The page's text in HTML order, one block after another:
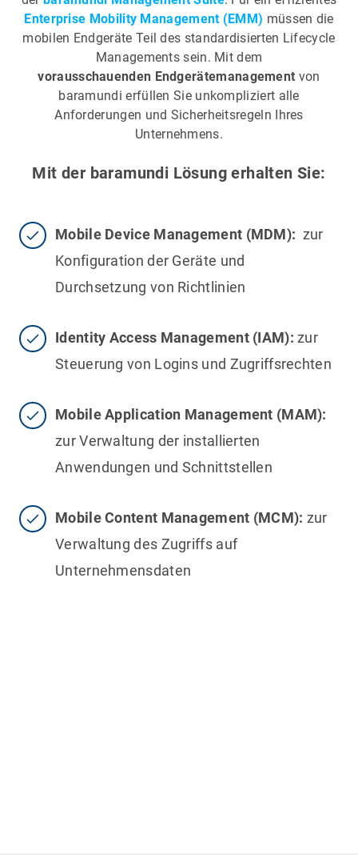
Enterprise Mobility Management (EMM) müssen die
mobilen Endgeräte Teil des standardisierten Lifecycle
Managements sein. Mit dem
vorausschauenden Endgerätemanagement von
baramundi erfüllen Sie unkompliziert alle
Anforderungen und Sicherheitsregeln Ihres
Unternehmens.
Mit der baramundi Lösung erhalten Sie:
Mobile Device Management (MDM): zur
Konfiguration der Geräte und
Durchsetzung von Richtlinien
Identity Access Management (IAM):zur
Steuerung von Logins und Zugriffsrechten
Mobile Application Management (MAM):
zur Verwaltung der installierten
Anwendungen und Schnittstellen
Mobile Content Management (MCM): zur
Verwaltung des Zugriffs auf
Unternehmensdaten